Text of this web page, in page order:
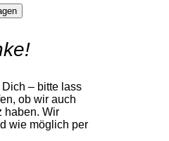
– bitte lass
ob wir auch
haben. Wir
wie möglich per